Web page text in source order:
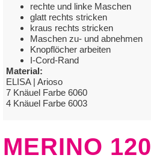
rechte und linke Maschen
glatt rechts stricken
kraus rechts stricken
Maschen zu- und abnehmen
Knopflöcher arbeiten
I-Cord-Rand
Material:
ELISA | Arioso
7 Knäuel Farbe 6060
4 Knäuel Farbe 6003
MERINO 120